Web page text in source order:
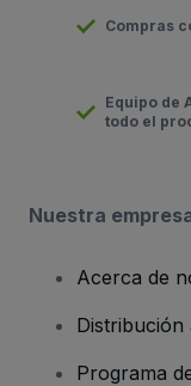
Compras
Equipo de
todo el
Nuestra
Acerca de
Distribución
Programa